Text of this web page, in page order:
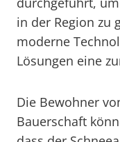
in der Region zu
moderne
Lösungen eine
Die Bewohner
Bauerschaft